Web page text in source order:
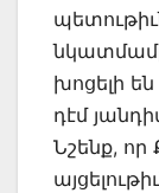
խոցելի
դէմ
Նշենք,